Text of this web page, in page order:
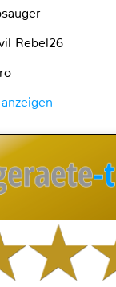
Rebel26